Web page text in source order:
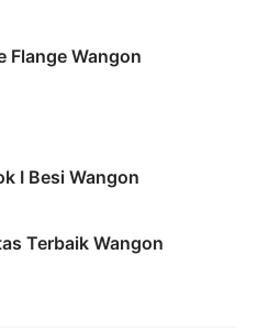
Flange Wangon
I Besi Wangon
Terbaik Wangon